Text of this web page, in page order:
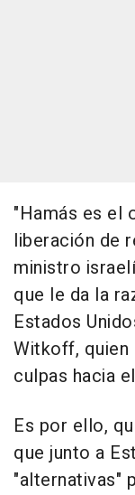
"Hamás es el
liberación de
ministro
que le da la
Estados
Witkoff, quien
culpas hacia
Es por ello,
que junto a
"alternativas"